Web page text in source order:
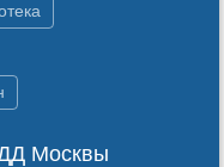
Москвы